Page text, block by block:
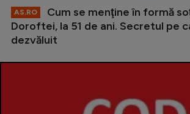
AS.RO
Cum se menţine în formă
Doroftei, la 51 de ani. Secretul pe
dezvăluit